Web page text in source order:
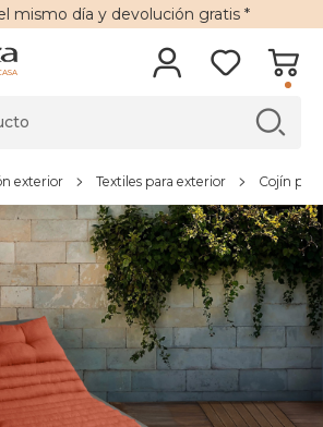
mismo día y devolución gratis*
exterior Textiles para exterior Cojín